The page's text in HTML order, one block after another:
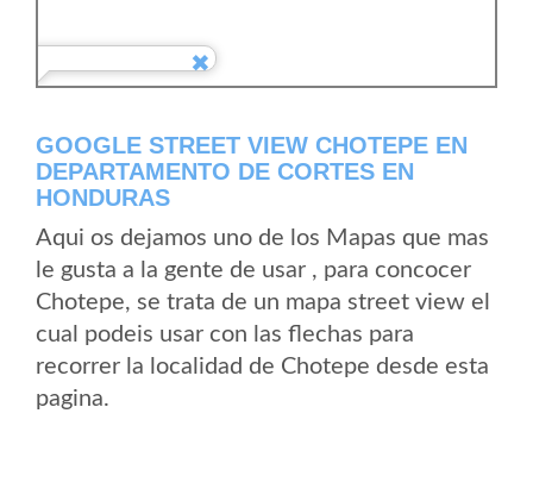
GOOGLE STREET VIEW CHOTEPE EN
DEPARTAMENTO DE CORTES EN
HONDURAS
Aqui os dejamos uno de los Mapas que mas
le gusta a la gente de usar , para concocer
Chotepe, se trata de un mapa street view el
cual podeis usar con las flechas para
recorrer la localidad de Chotepe desde esta
pagina.